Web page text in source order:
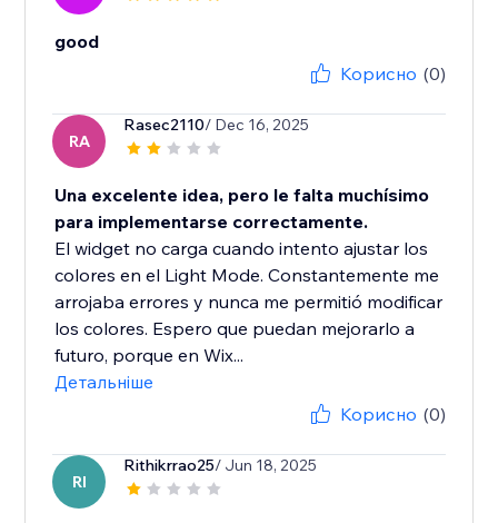
good
Корисно (0)
RA
Rasec2110/ Dec 16, 2025
Una excelente idea, pero le falta muchísimo
para implementarse correctamente.
El widget no carga cuando intento ajustar los
colores en el Light Mode. Constantemente me
arrojaba errores y nunca me permitió modificar
los colores. Espero que puedan mejorarlo a
futuro, porque en Wix...
Детальніше
Корисно (0)
RI
Rithikrrao25/ Jun 18, 2025